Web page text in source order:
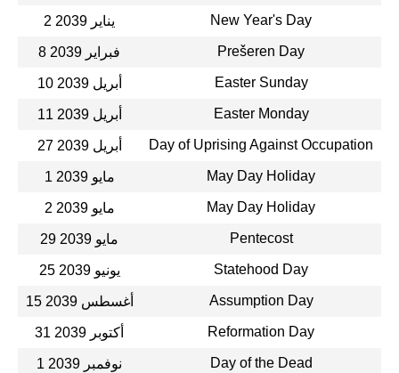
2 يناير 2039 New Year's Day
8 فبراير 2039 Prešeren Day
10 أبريل 2039 Easter Sunday
11 أبريل 2039 Easter Monday
27 أبريل 2039 Day of Uprising Against Occupation
1 مايو 2039 May Day Holiday
2 مايو 2039 May Day Holiday
29 مايو 2039 Pentecost
25 يونيو 2039 Statehood Day
15 أغسطس 2039 Assumption Day
31 أكتوبر 2039 Reformation Day
1 نوفمبر 2039 Day of the Dead